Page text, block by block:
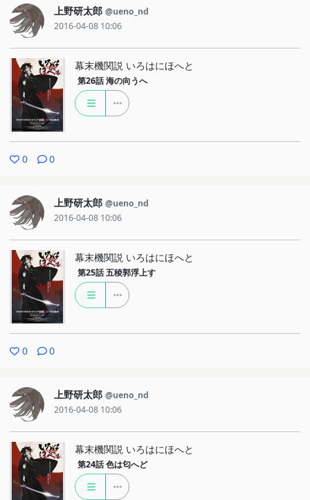
上野研太郎 @ueno_nd
2016-04-08 10:06
幕末機関説 いろはにほへと
第26話 海の向うへ
0 0
上野研太郎 @ueno_nd
2016-04-08 10:06
幕末機関説 いろはにほへと
第25話 五稜郭浮上す
0 0
上野研太郎 @ueno_nd
2016-04-08 10:06
幕末機関説 いろはにほへと
第24話 色は匂へど